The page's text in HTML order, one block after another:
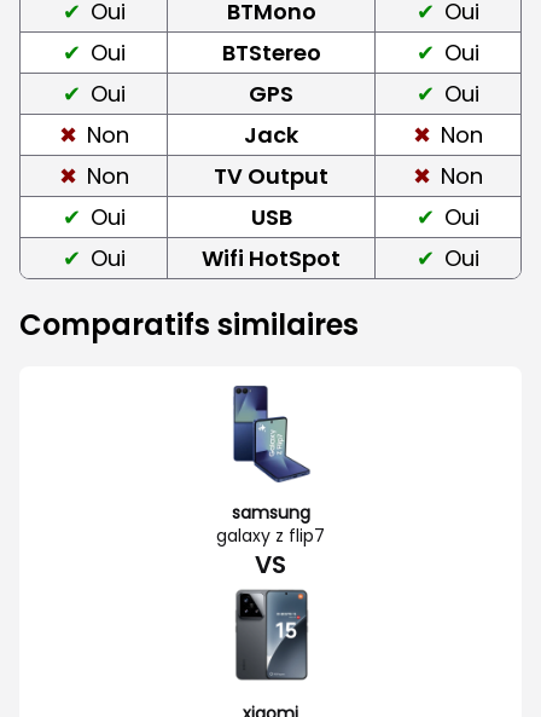
Oui
BTMono
Oui
Oui
BTStereo
Oui
Oui
GPS
Oui
Non
Jack
Non
Non
TV Output
Non
Oui
USB
Oui
Oui
Wifi HotSpot Oui
Comparatifs similaires
samsung
galaxy z flip7
VS